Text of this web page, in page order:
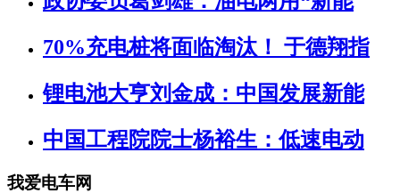
70%充电桩将面临淘汰！ 于德翔指
锂电池大亨刘金成：中国发展新能
中国工程院院士杨裕生：低速电动
我爱电车网